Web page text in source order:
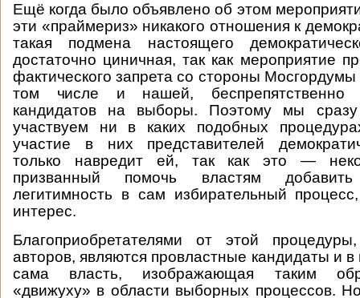
Ещё когда было объявлено об этом
эти «праймериз» никакого отношения к
такая подмена настоящего
достаточно циничная, так как мероприятие
фактического запрета со стороны
том числе и нашей, беспрепятственно
кандидатов на выборы. Поэтому мы
участвуем ни в каких подобных
участие в них представителей
только навредит ей, так как это —
призванный помочь властям
легитимность в сам избирательный
интерес.
Благоприобретателями от этой
авторов, являются провластные кандидаты и
сама власть, изображающая таким
«движуху» в области выборных процессов.